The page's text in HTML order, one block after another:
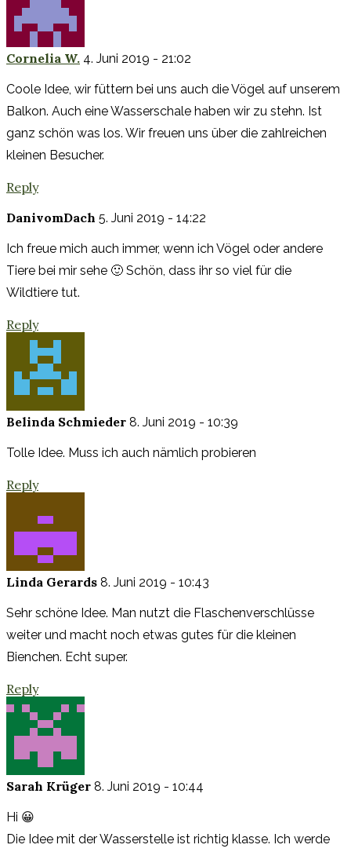
Cornelia W. 4. Juni 2019 - 21:02
Coole Idee, wir füttern bei uns auch die Vögel auf unserem
Balkon. Auch eine Wasserschale haben wir zu stehn. Ist
ganz schön was los. Wir freuen uns über die zahlreichen
kleinen Besucher.
Reply
DanivomDach 5. Juni 2019 - 14:22
Ich freue mich auch immer, wenn ich Vögel oder andere
Tiere bei mir sehe 🙂 Schön, dass ihr so viel für die
Wildtiere tut.
Reply
Belinda Schmieder 8. Juni 2019 - 10:39
Tolle Idee. Muss ich auch nämlich probieren
Reply
Linda Gerards 8. Juni 2019 - 10:43
Sehr schöne Idee. Man nutzt die Flaschenverschlüsse
weiter und macht noch etwas gutes für die kleinen
Bienchen. Echt super.
Reply
Sarah Krüger 8. Juni 2019 - 10:44
Hi 😀
Die Idee mit der Wasserstelle ist richtig klasse. Ich werde